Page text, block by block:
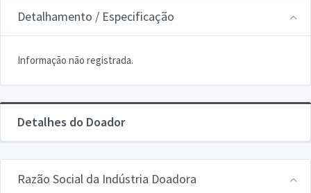
Detalhamento / Especificação
Informação não registrada.
Detalhes do Doador
Razão Social da Indústria Doadora